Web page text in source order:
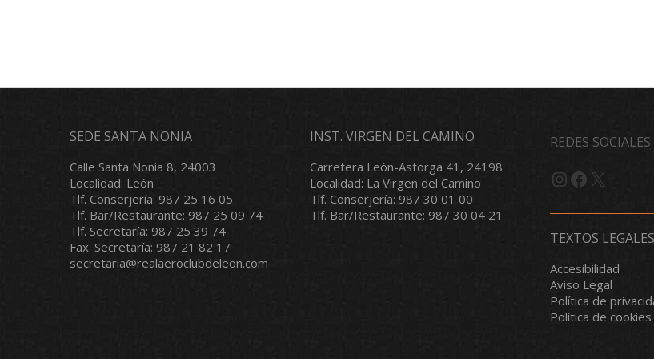
SEDE SANTA NONIA
Calle Santa Nonia 8, 24003
Localidad: León
Tlf. Conserjería: 987 25 16 05
Tlf. Bar/Restaurante: 987 25 09 74
Tlf. Secretaría: 987 25 39 74
Fax. Secretaría: 987 21 82 17
secretaria@realaeroclubdeleon.com
INST. VIRGEN DEL CAMINO
Carretera León-Astorga 41, 24198
Localidad: La Virgen del Camino
Tlf. Conserjería: 987 30 01 00
Tlf. Bar/Restaurante: 987 30 04 21
REDES SOCIALES
Instagram
Facebook
X
TEXTOS LEGALES
Accesibilidad
Aviso Legal
Política de
Política de cookies